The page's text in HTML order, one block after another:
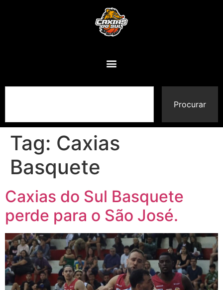
Procurar
Tag: Caxias
Basquete
Caxias do Sul Basquete
perde para o São José.